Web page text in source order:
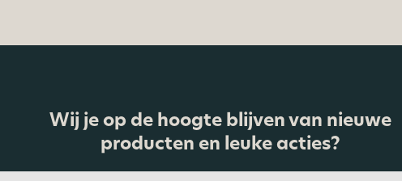
Wij je op de hoogte blijven van nieuwe
producten en leuke acties?